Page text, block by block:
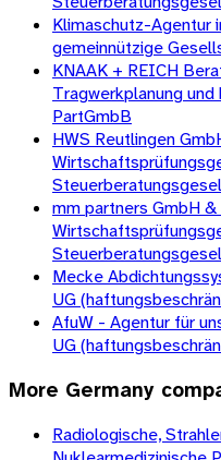
Klimaschutz-Agentur
gemeinnützige
KNAAK + REICH
Tragwerkplanung
PartGmbB
HWS Reutlingen
mm partners GmbH &
Mecke
UG
AfuW - Agentur für
UG
More Germany
Radiologische,